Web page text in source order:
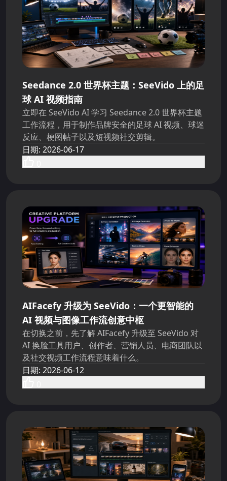
Seedance 2.0 世界杯主题：SeeVido 上的足
球 AI 视频指南
立即在 SeeVido AI 学习 Seedance 2.0 世界杯主题
工作流程，用于制作品牌安全的足球 AI 视频、球迷
反应、梗图帖子以及短视频社交剪辑。
日期: 2026-06-17
AIFacefy 升级为 SeeVido：一个更智能的
AI 视频与图像工作流创意中枢
在切换之前，先了解 AIFacefy 升级至 SeeVido 对
AI 换脸工具用户、创作者、营销人员、电商团队以
及社交视频工作流程意味着什么。
日期: 2026-06-12